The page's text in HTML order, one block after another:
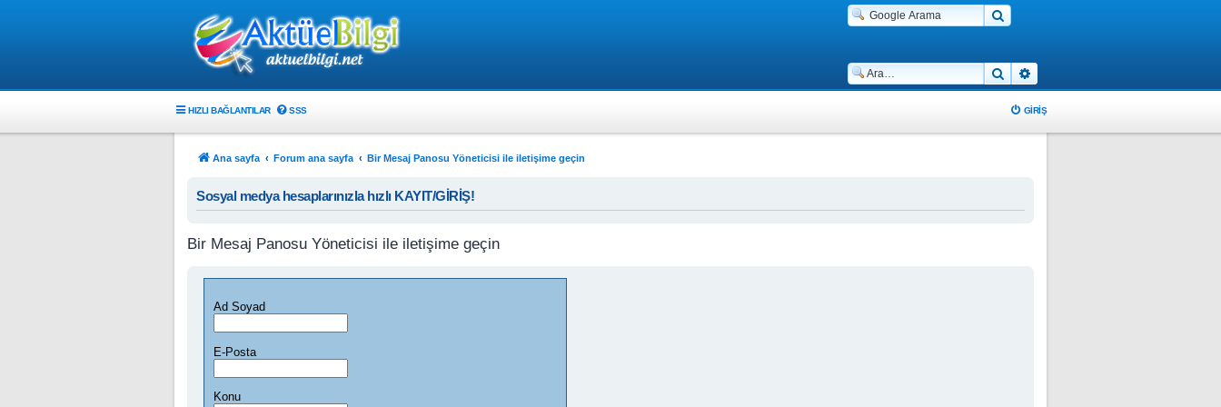
Ara
HIZLI BAĞLANTILAR SSS GIRIŞ
Ana sayfa Forum ana sayfa Bir Mesaj Panosu Yöneticisi ile iletişime geçin
Sosyal medya hesaplarınızla hızlı KAYIT/GİRİŞ!
Bir Mesaj Panosu Yöneticisi ile iletişime geçin